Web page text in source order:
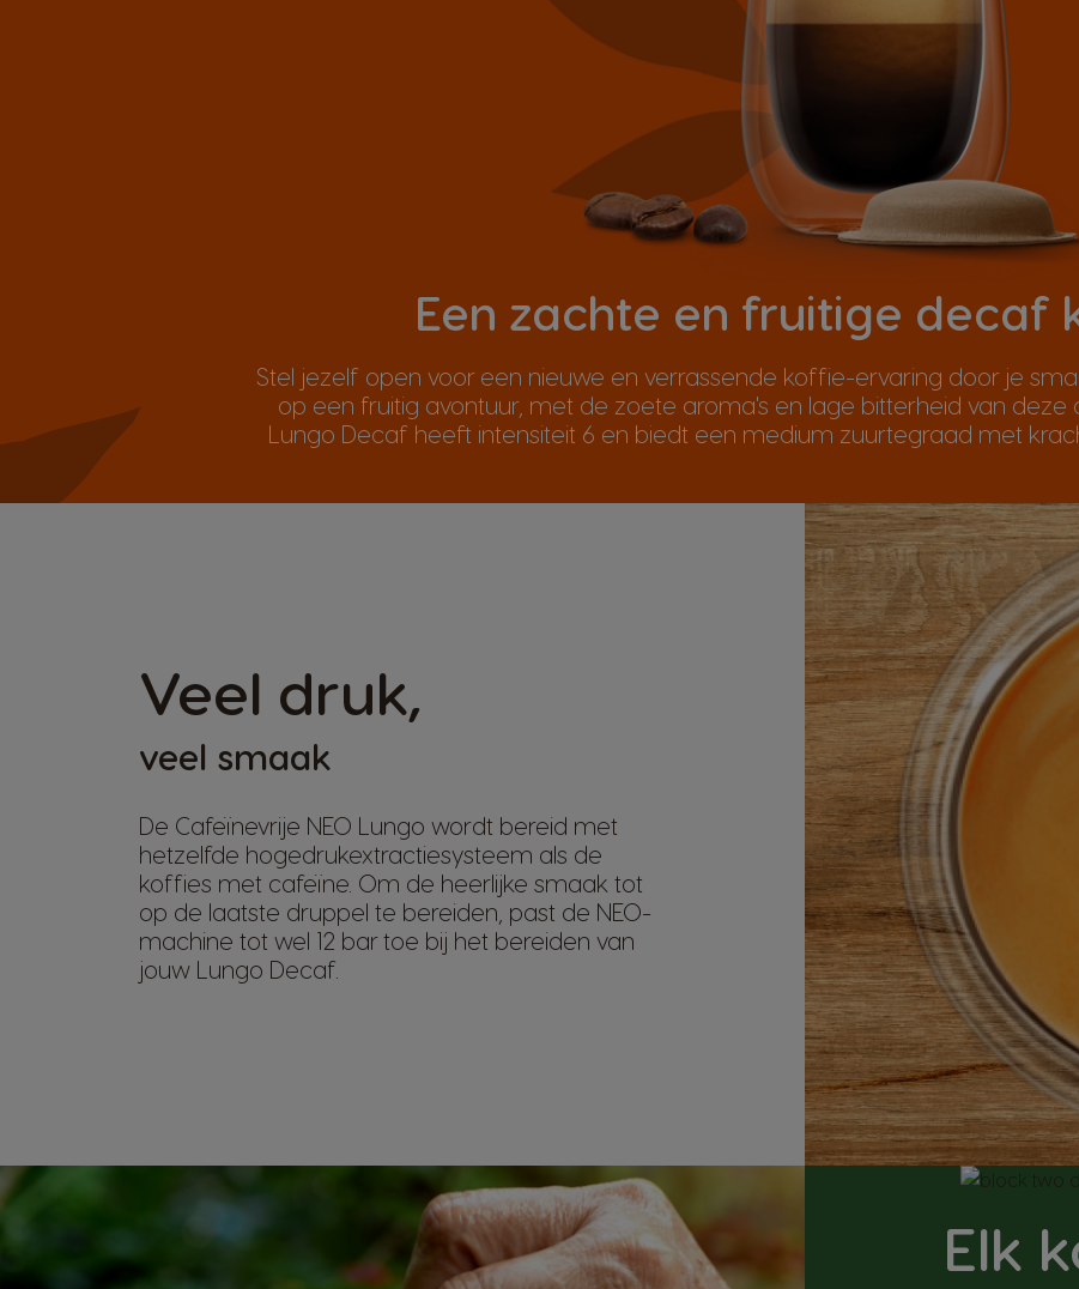
Een zachte en fruitige decaf
Stel jezelf open voor een nieuwe en verrassende koffie-ervaring door je
op een fruitig avontuur, met de zoete aroma's en lage bitterheid van deze
Lungo Decaf heeft intensiteit 6 en biedt een medium zuurtegraad met
Veel druk,
veel smaak
De Cafeïnevrije NEO Lungo wordt bereid met
hetzelfde hogedrukextractiesysteem als de
koffies met cafeïne. Om de heerlijke smaak tot
op de laatste druppel te bereiden, past de NEO-
machine tot wel 12 bar toe bij het bereiden van
jouw Lungo Decaf.
Elk